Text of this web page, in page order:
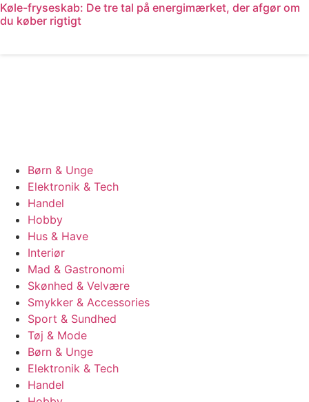
Køle-fryseskab: De tre tal på energimærket, der afgør om
du køber rigtigt
Børn & Unge
Elektronik & Tech
Handel
Hobby
Hus & Have
Interiør
Mad & Gastronomi
Skønhed & Velvære
Smykker & Accessories
Sport & Sundhed
Tøj & Mode
Børn & Unge
Elektronik & Tech
Handel